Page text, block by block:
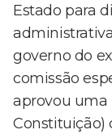
Estado para
governo do
comissão
aprovou uma
Constituição)